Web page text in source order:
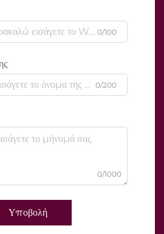
0/100
0/200
0/1000
Υποβολή